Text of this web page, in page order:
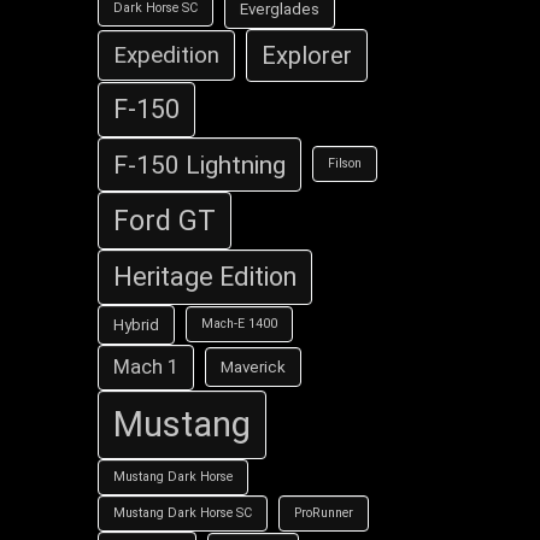
Dark Horse SC Everglades
Expedition Explorer
F-150
F-150 Lightning
Filson
Ford GT
Heritage Edition
Hybrid Mach-E 1400
Mach 1 Maverick
Mustang
Mustang Dark Horse
Mustang Dark Horse SC ProRunner